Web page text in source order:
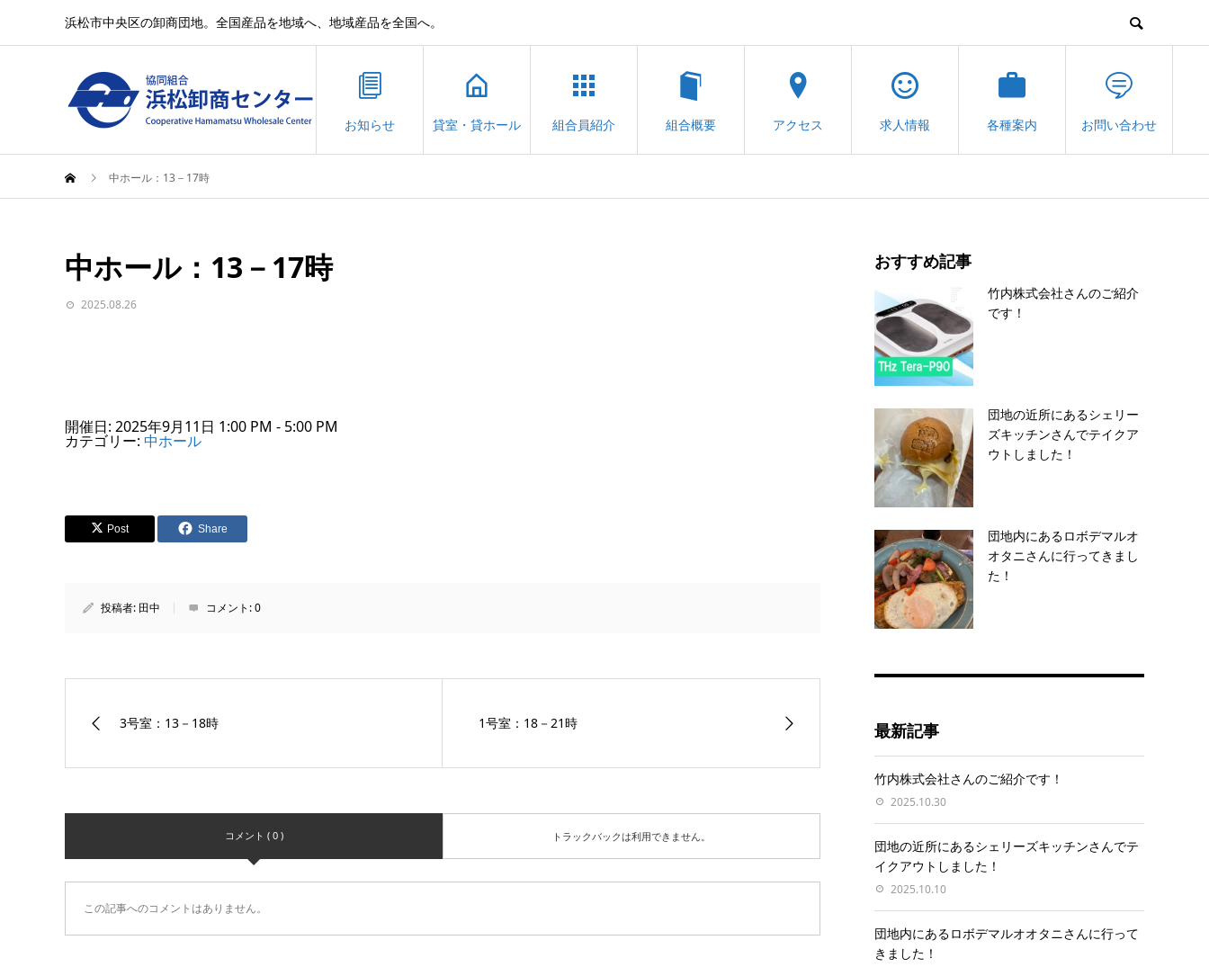
浜松市中央区の卸商団地。全国産品を地域へ、地域産品を全国へ。
お知らせ 貸室・貸ホール 組合員紹介 組合概要 アクセス 求人情報 各種案内 お問い合わせ
中ホール：13－17時
中ホール：13－17時
2025.08.26
開催日: 2025年9月11日 1:00 PM - 5:00 PM
カテゴリー: 中ホール
Post Share
投稿者: 田中 コメント:0
3号室：13－18時 1号室：18－21時
コメント ( 0 ) トラックバックは利用できません。
この記事へのコメントはありません。
おすすめ記事
竹内株式会社さんのご紹介
です！
団地の近所にあるシェリー
ズキッチンさんでテイクア
ウトしました！
団地内にあるロボデマルオ
オタニさんに行ってきまし
た！
最新記事
竹内株式会社さんのご紹介です！
2025.10.30
団地の近所にあるシェリーズキッチンさんでテ
イクアウトしました！
2025.10.10
団地内にあるロボデマルオオタニさんに行って
きました！